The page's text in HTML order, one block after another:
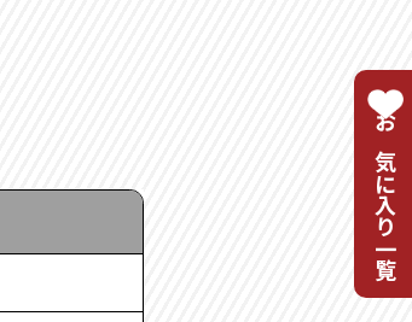
お気に入り一覧